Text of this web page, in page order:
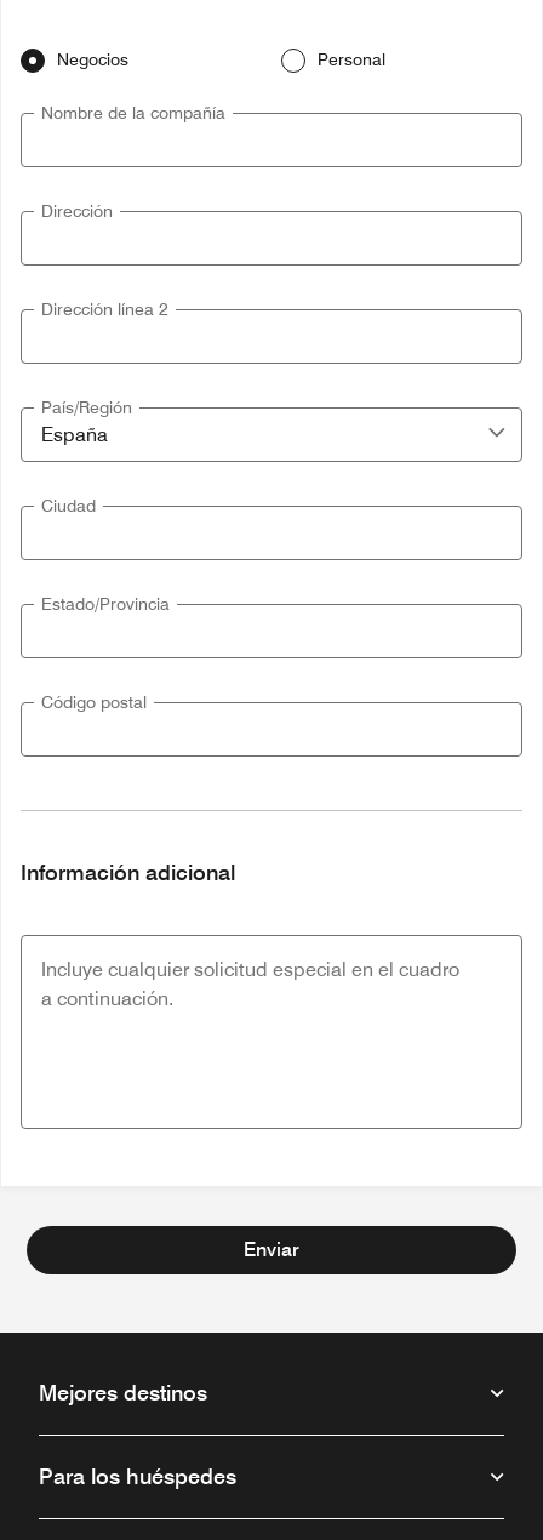
Negocios Personal
Nombre de la compañía
Dirección
Dirección línea 2
País/Región
Ciudad
Estado/Provincia
Código postal
Información adicional
Enviar
Mejores destinos
Para los huéspedes